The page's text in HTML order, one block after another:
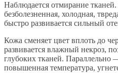
Наблюдается отмирание тканей.
безболезненная, холодная,
быстро развивается сильный
Кожа сменяет цвет вплоть до
развивается влажный некроз,
глубоких тканей. Параллельно
повышенная температура,